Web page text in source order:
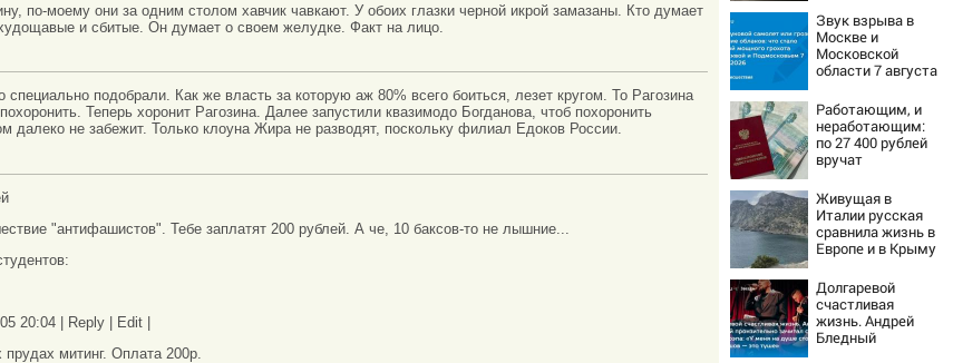
по-моему они за одним столом хавчик чавкают. У обоих глазки черной икрой замазаны. Кто думает
и сбитые. Он думает о своем желудке. Факт на лицо.
специально подобрали. Как же власть за которую аж 80% всего боиться, лезет кругом. То Рагозина
Теперь хоронит Рагозина. Далее запустили квазимодо Богданова, чтоб похоронить
далеко не забежит. Только клоуна Жира не разводят, поскольку филиал Едоков России.
"антифашистов". Тебе заплатят 200 рублей. А че, 10 баксов-то не лышние...
20:04 | Reply | Edit |
митинг. Оплата 200р.
Звук взрыва в
Москве и
Московской
области 7 августа
Причины,
источник, откуда
был громкий
хлопок
Работающим, и
неработающим:
по 27 400 рублей
вручат
сентябре -
PrimaMedia.ru
Живущая в
Италии русская
сравнила жизнь в
Европе и в Крыму
Долгаревой
счастливая
жизнь. Андрей
Бледный